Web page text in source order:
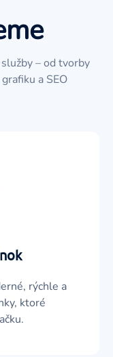
– od tvorby
a SEO
rýchle a
ktoré